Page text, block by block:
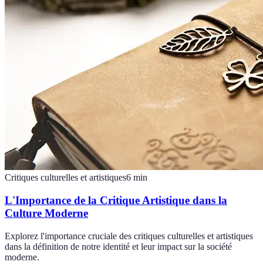
Critiques culturelles et artistiques6 min
L'Importance de la Critique Artistique dans la
Culture Moderne
Explorez l'importance cruciale des critiques culturelles et artistiques
dans la définition de notre identité et leur impact sur la société
moderne.